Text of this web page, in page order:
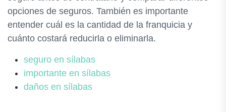
opciones de seguros. También es importante
entender cuál es la cantidad de la franquicia y
cuánto costará reducirla o eliminarla.
seguro en sílabas
importante en sílabas
daños en sílabas